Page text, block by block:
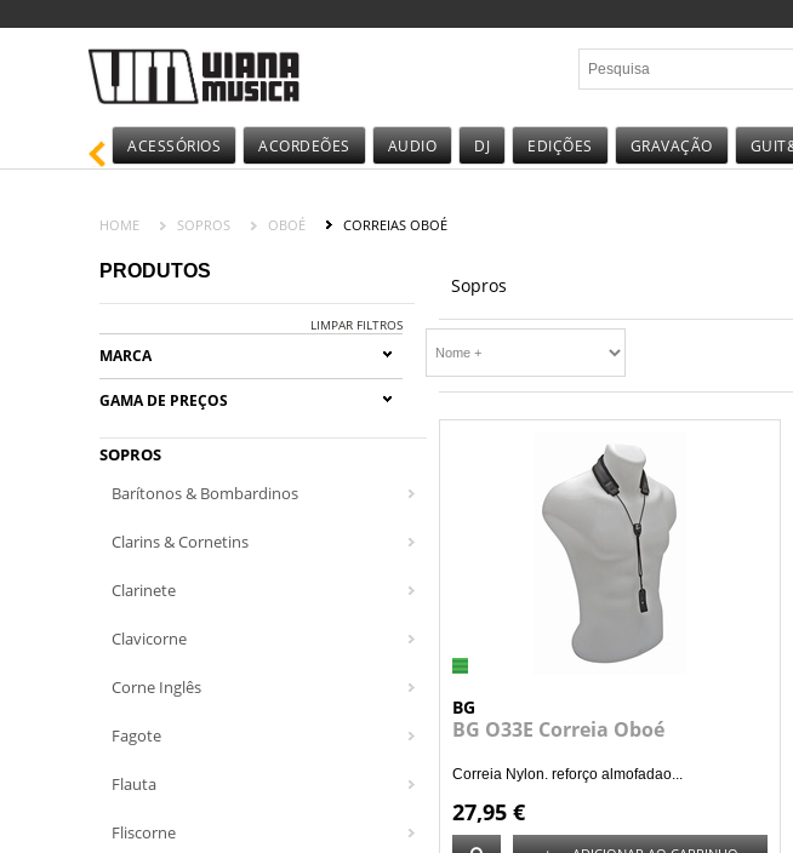
ACESSÓRIOS ACORDEÕES AUDIO DJ EDIÇÕES GRAVAÇÃO
HOME SOPROS OBOÉ CORREIAS OBOÉ
PRODUTOS
LIMPAR FILTROS
MARCA
GAMA DE PREÇOS
SOPROS
Barítonos & Bombardinos
Clarins & Cornetins
Clarinete
Clavicorne
Corne Inglês
Fagote
Flauta
Fliscorne
Sopros
BG
BG O33E Correia Oboé
Correia Nylon. reforço almofadao...
27,95 €